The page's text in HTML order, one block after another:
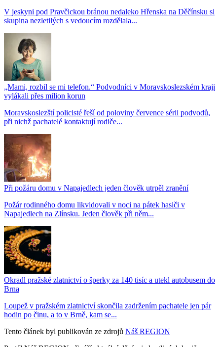
V jeskyni pod Pravčickou bránou nedaleko Hřenska na Děčínsku si
skupina nezletilých s vedoucím rozdělala...
„Mami, rozbil se mi telefon.“ Podvodníci v Moravskoslezském kraji
vylákali přes milion korun
Moravskoslezští policisté řeší od poloviny července sérii podvodů,
při nichž pachatelé kontaktují rodiče...
Při požáru domu v Napajedlech jeden člověk utrpěl zranění
Požár rodinného domu likvidovali v noci na pátek hasiči v
Napajedlech na Zlínsku. Jeden člověk při něm...
Okradl pražské zlatnictví o šperky za 140 tisíc a utekl autobusem do
Brna
Loupež v pražském zlatnictví skončila zadržením pachatele jen pár
hodin po činu, a to v Brně, kam se...
Tento článek byl publikován ze zdrojů Náš REGION